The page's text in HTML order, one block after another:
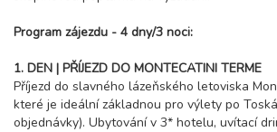
Program zájezdu - 4 dny/3 noci:
1. DEN | PŘÍJEZD DO MONTECATINI TERME
Příjezd do slavného lázeňského letoviska
které je ideální základnou pro výlety po
objednávky). Ubytování v 3* hotelu, uvítací